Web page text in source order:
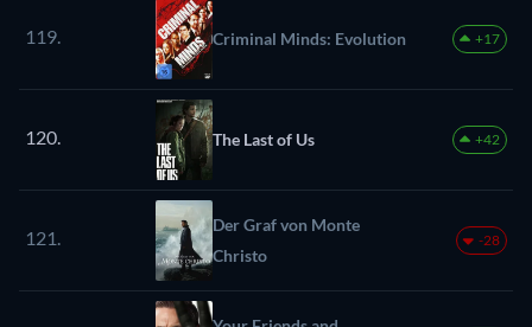
119. Criminal Minds: Evolution +17
120. The Last of Us +42
121.
Der Graf von Monte
Christo
-28